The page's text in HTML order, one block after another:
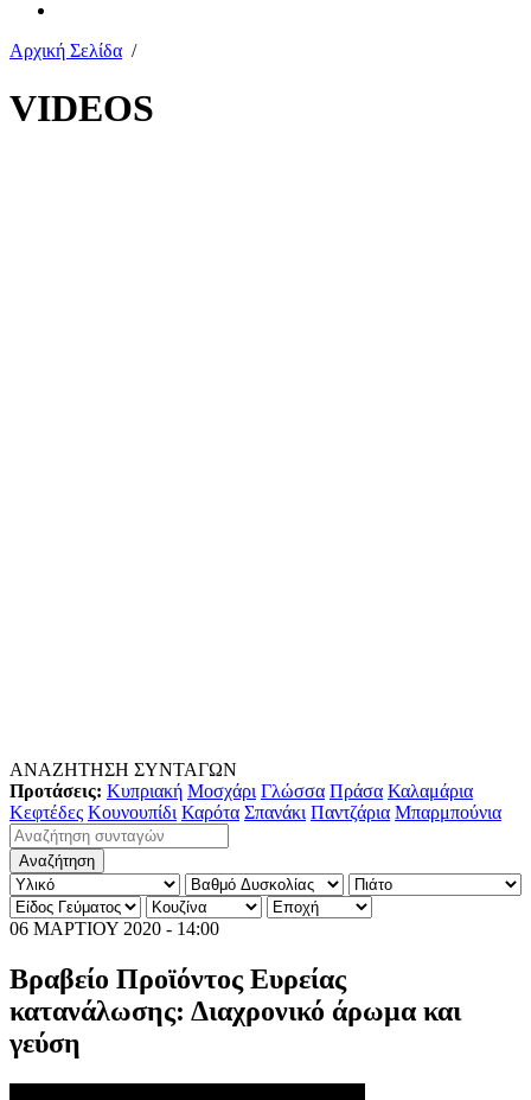
Αρχική Σελίδα /
VIDEOS
ΑΝΑΖΗΤΗΣΗ ΣΥΝΤΑΓΩΝ
Προτάσεις: Κυπριακή Μοσχάρι Γλώσσα Πράσα Καλαμάρια
Κεφτέδες Κουνουπίδι Καρότα Σπανάκι Παντζάρια Μπαρμπούνια
06 ΜΑΡΤΙΟΥ 2020 - 14:00
Βραβείο Προϊόντος Ευρείας
κατανάλωσης: Διαχρονικό άρωμα και
γεύση